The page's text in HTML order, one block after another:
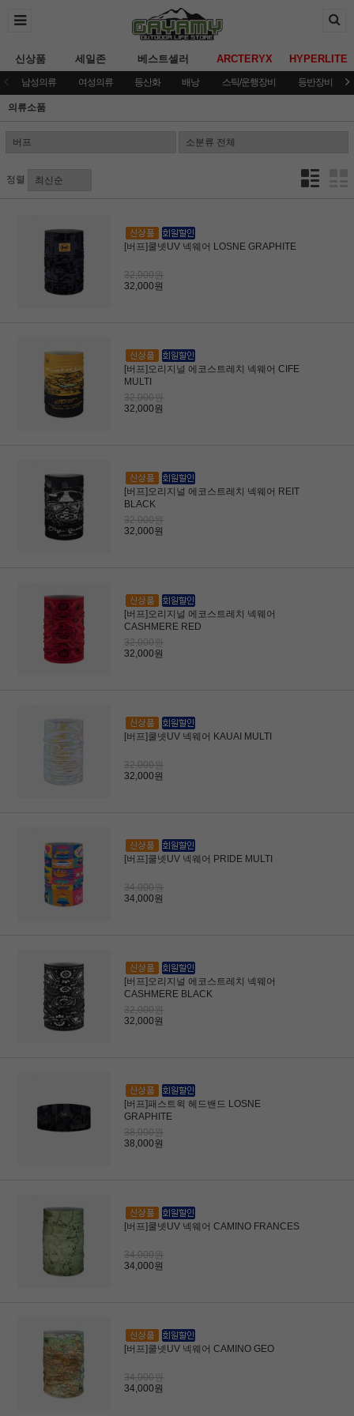
신상품 세일존 베스트셀러 ARCTERYX HYPERLITE
남성의류 여성의류 등산화 배낭 스틱/운행장비 등반장비
의류소품
정렬
[버프]쿨넷UV 넥웨어 LOSNE GRAPHITE
32,000원
32,000원
[버프]오리지널 에코스트레치 넥웨어 CIFE
MULTI
32,000원
32,000원
[버프]오리지널 에코스트레치 넥웨어 REIT
BLACK
32,000원
32,000원
[버프]오리지널 에코스트레치 넥웨어
CASHMERE RED
32,000원
32,000원
[버프]쿨넷UV 넥웨어 KAUAI MULTI
32,000원
32,000원
[버프]쿨넷UV 넥웨어 PRIDE MULTI
34,000원
34,000원
[버프]오리지널 에코스트레치 넥웨어
CASHMERE BLACK
32,000원
32,000원
[버프]패스트윅 헤드밴드 LOSNE
GRAPHITE
38,000원
38,000원
[버프]쿨넷UV 넥웨어 CAMINO FRANCES
34,000원
34,000원
[버프]쿨넷UV 넥웨어 CAMINO GEO
34,000원
34,000원